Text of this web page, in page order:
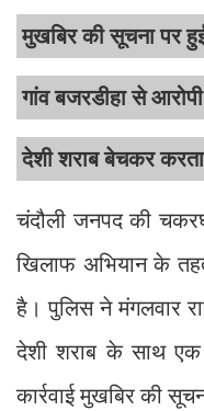
मुखबिर की सूचना पर
गांव बजरडीहा से आरोपी
देशी शराब बेचकर
चंदौली जनपद की
खिलाफ अभियान के
है। पुलिस ने मंगलवार
देशी शराब के साथ एक
कार्रवाई मुखबिर की